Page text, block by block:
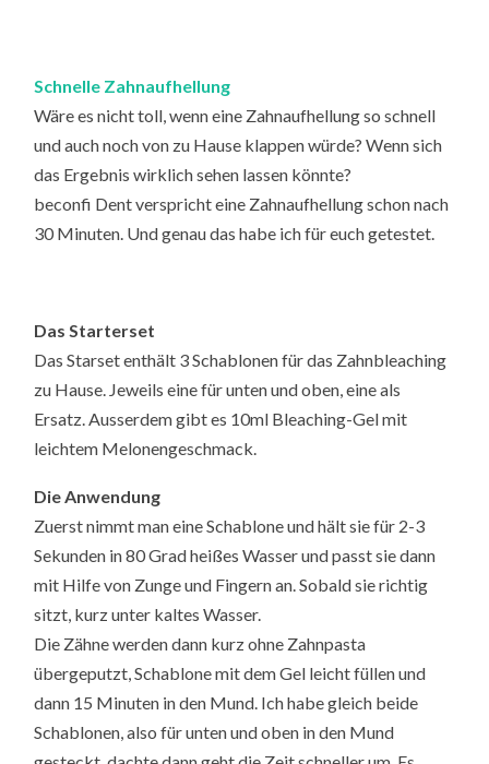
Schnelle Zahnaufhellung
Wäre es nicht toll, wenn eine Zahnaufhellung so schnell
und auch noch von zu Hause klappen würde? Wenn sich
das Ergebnis wirklich sehen lassen könnte?
beconfi Dent verspricht eine Zahnaufhellung schon nach
30 Minuten. Und genau das habe ich für euch getestet.
Das Starterset
Das Starset enthält 3 Schablonen für das Zahnbleaching
zu Hause. Jeweils eine für unten und oben, eine als
Ersatz. Ausserdem gibt es 10ml Bleaching-Gel mit
leichtem Melonengeschmack.
Die Anwendung
Zuerst nimmt man eine Schablone und hält sie für 2-3
Sekunden in 80 Grad heißes Wasser und passt sie dann
mit Hilfe von Zunge und Fingern an. Sobald sie richtig
sitzt, kurz unter kaltes Wasser.
Die Zähne werden dann kurz ohne Zahnpasta
übergeputzt, Schablone mit dem Gel leicht füllen und
dann 15 Minuten in den Mund. Ich habe gleich beide
Schablonen, also für unten und oben in den Mund